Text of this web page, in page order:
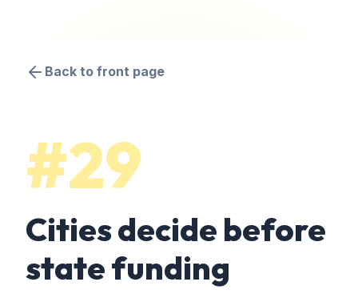
Back to front page
#29
Cities decide before
state funding